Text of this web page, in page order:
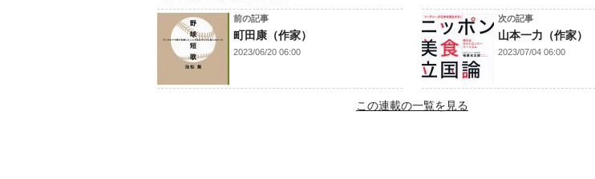
前の記事
町田康（作家）
2023/06/20 06:00
次の記事
山本一力（作家）
2023/07/04 06:00
この連載の一覧を見る